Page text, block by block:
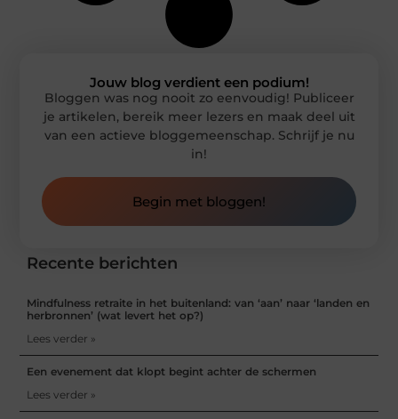
Recente berichten
Mindfulness retraite in het buitenland: van ‘aan’ naar ‘landen en
herbronnen’ (wat levert het op?)
Lees verder »
Een evenement dat klopt begint achter de schermen
Lees verder »
Jouw blog verdient een podium!
Bloggen was nog nooit zo eenvoudig! Publiceer
je artikelen, bereik meer lezers en maak deel uit
van een actieve bloggemeenschap. Schrijf je nu
in!
Begin met bloggen!